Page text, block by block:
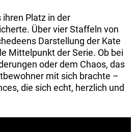
ihren Platz in der
Über vier Staffeln von
Darstellung der Kate
Mittelpunkt der Serie. Ob bei
oder dem Chaos, das
mit sich brachte –
die sich echt, herzlich und